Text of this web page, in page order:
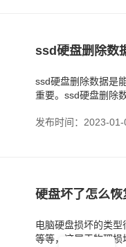
ssd硬盘删除数
ssd硬盘删除数据是
重要。ssd硬盘删除
发布时间：2023-01-
硬盘坏了怎么
电脑硬盘损坏的类
等等，这属于物理